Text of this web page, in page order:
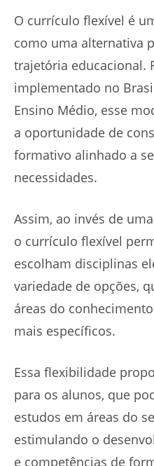
O currículo flexível é
como uma alternativa
trajetória educacional.
implementado no
Ensino Médio, esse
a oportunidade de
formativo alinhado a
necessidades.
Assim, ao invés de
o currículo flexível
escolham disciplinas
variedade de opções,
áreas do
mais específicos.
Essa flexibilidade
para os alunos, que
estudos em áreas do
estimulando o
e competências de